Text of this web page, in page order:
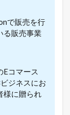
で販売を行
る販売事業
Eコマース
ジネスにお
様に贈られ